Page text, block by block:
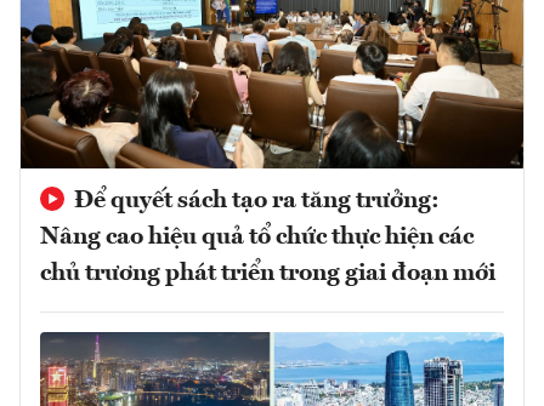
Để quyết sách tạo ra tăng trưởng:
Nâng cao hiệu quả tổ chức thực hiện các
chủ trương phát triển trong giai đoạn mới